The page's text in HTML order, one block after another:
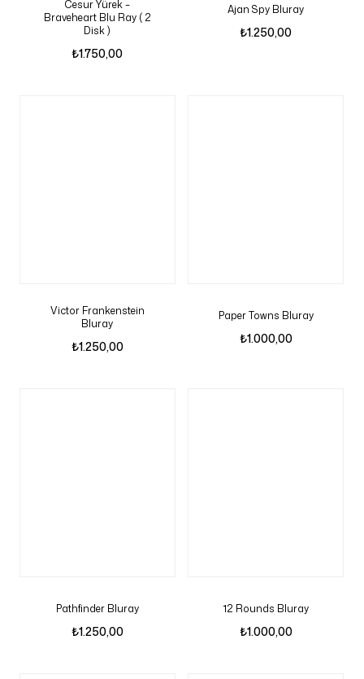
Cesur Yürek –
Braveheart Blu Ray ( 2
Disk )
₺1.750,00
Ajan Spy Bluray
₺1.250,00
Victor Frankenstein
Bluray
₺1.250,00
Paper Towns Bluray
₺1.000,00
Pathfinder Bluray
₺1.250,00
12 Rounds Bluray
₺1.000,00